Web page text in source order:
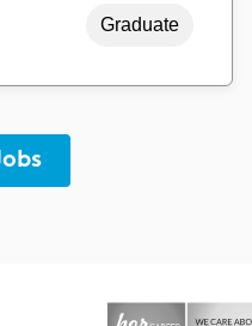
Graduate